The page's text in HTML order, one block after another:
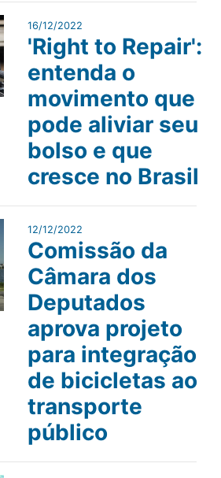
16/12/2022
'Right to Repair':
entenda o
movimento que
pode aliviar seu
bolso e que
cresce no Brasil
12/12/2022
Comissão da
Câmara dos
Deputados
aprova projeto
para integração
de bicicletas ao
transporte
público